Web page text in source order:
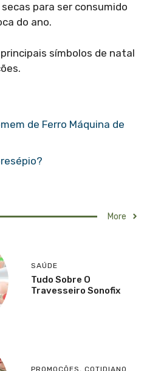
para ser consumido
do ano.
símbolos de natal
de Ferro Máquina de
More
SAÚDE
Tudo Sobre O
Travesseiro Sonofix